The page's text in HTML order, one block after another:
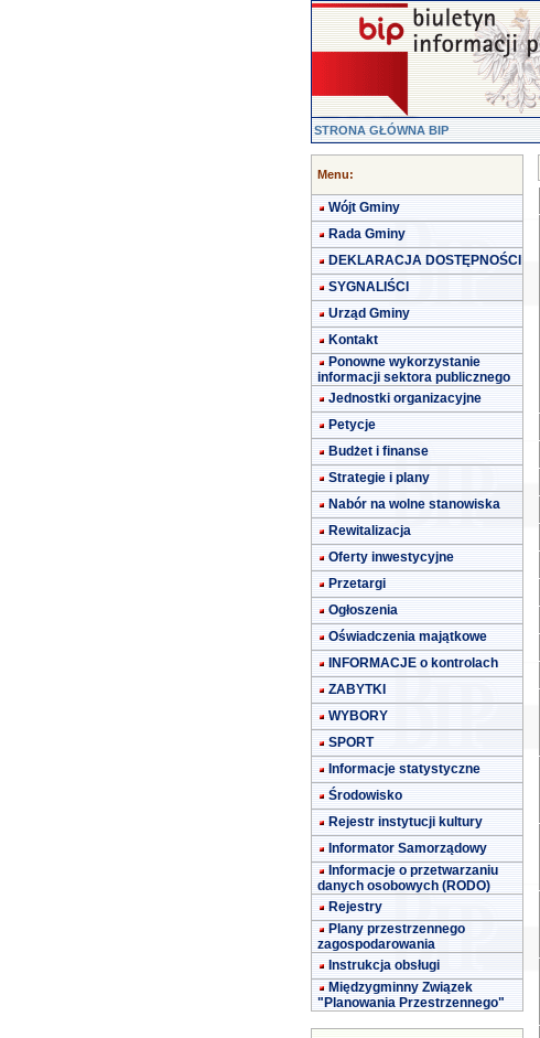
STRONA GŁÓWNA BIP
Menu:
Wójt Gminy
Rada Gminy
DEKLARACJA DOSTĘPNOŚCI
SYGNALIŚCI
Urząd Gminy
Kontakt
Ponowne wykorzystanie
informacji sektora publicznego
Jednostki organizacyjne
Petycje
Budżet i finanse
Strategie i plany
Nabór na wolne stanowiska
Rewitalizacja
Oferty inwestycyjne
Przetargi
Ogłoszenia
Oświadczenia majątkowe
INFORMACJE o kontrolach
ZABYTKI
WYBORY
SPORT
Informacje statystyczne
Środowisko
Rejestr instytucji kultury
Informator Samorządowy
Informacje o przetwarzaniu
danych osobowych (RODO)
Rejestry
Plany przestrzennego
zagospodarowania
Instrukcja obsługi
Międzygminny Związek
"Planowania Przestrzennego"